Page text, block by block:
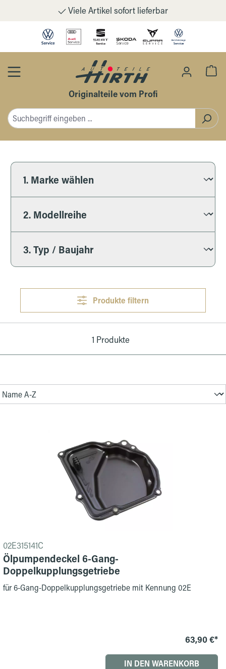
Zum Hauptinhalt springenViele Artikel sofort lieferbar
Originalteile vom Profi
Produkte filtern
1 Produkte
02E315141C
Ölpumpendeckel 6-Gang-
Doppelkupplungsgetriebe
für 6-Gang-Doppelkupplungsgetriebe mit Kennung 02E
63,90 €*
IN DEN WARENKORB